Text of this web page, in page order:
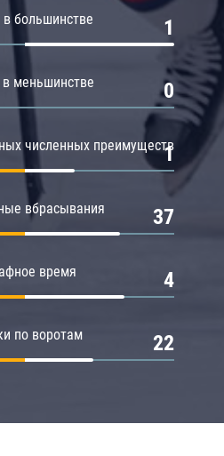
большинстве 1
меньшинстве 0
численных преимуществ
1
вбрасывания 37
время 4
по воротам 22